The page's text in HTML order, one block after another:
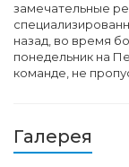
замечательные
назад, во время
понедельник на
команде, не
Галерея